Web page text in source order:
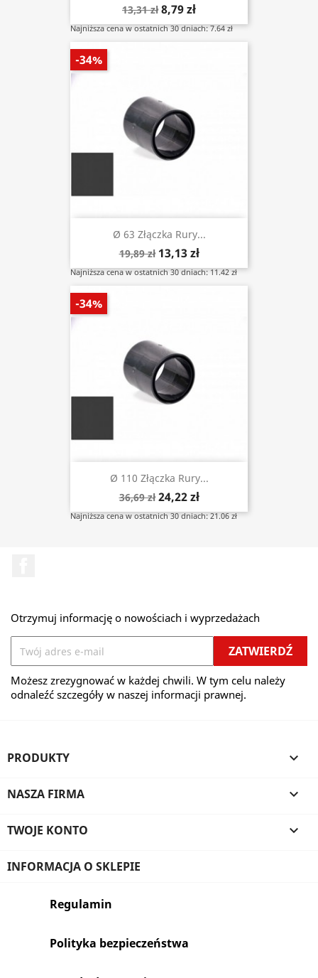
13,31 zł 8,79 zł
Najniższa cena w ostatnich 30 dniach: 7.64 zł
Ø 63 Złączka Rury...
19,89 zł 13,13 zł
Najniższa cena w ostatnich 30 dniach: 11.42 zł
-34%
Ø 110 Złączka Rury...
36,69 zł 24,22 zł
Najniższa cena w ostatnich 30 dniach: 21.06 zł
-34%
Otrzymuj informację o nowościach i wyprzedażach
Możesz zrezygnować w każdej chwili. W tym celu należy
odnaleźć szczegóły w naszej informacji prawnej.
PRODUKTY 
NASZA FIRMA 
TWOJE KONTO 
INFORMACJA O SKLEPIE
Regulamin
Polityka bezpieczeństwa